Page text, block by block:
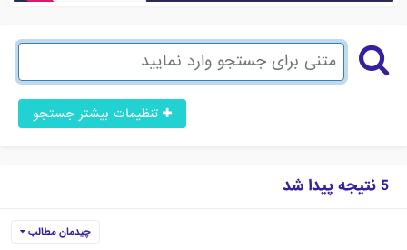
تنظیمات بیشتر جستجو
5 نتیجه پیدا شد
چیدمان مطالب